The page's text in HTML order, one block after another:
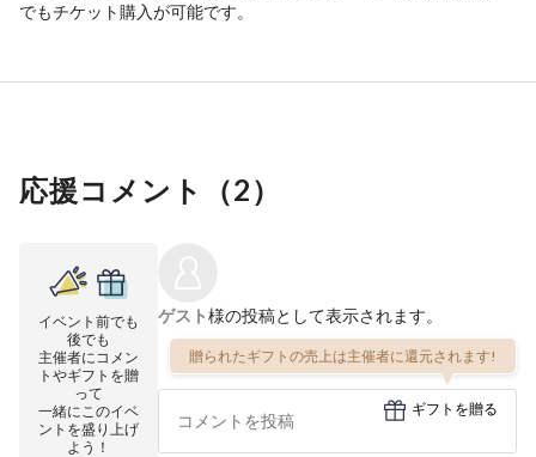
でもチケット購入が可能です。
応援コメント（2）
イベント前でも
後でも
主催者にコメン
トやギフトを贈
って
一緒にこのイベ
ントを盛り上げ
よう！
ゲスト様の投稿として表示されます。
贈られたギフトの売上は主催者に還元されます!
ギフトを贈る